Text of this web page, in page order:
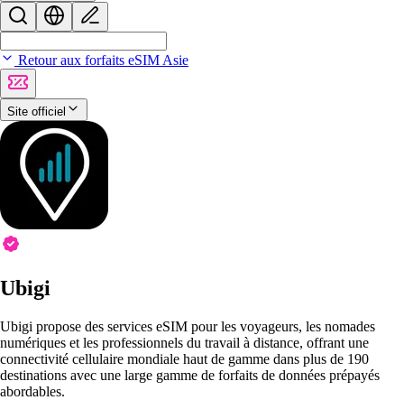
Retour aux forfaits eSIM Asie
Site officiel
Ubigi
Ubigi propose des services eSIM pour les voyageurs, les nomades
numériques et les professionnels du travail à distance, offrant une
connectivité cellulaire mondiale haut de gamme dans plus de 190
destinations avec une large gamme de forfaits de données prépayés
abordables.